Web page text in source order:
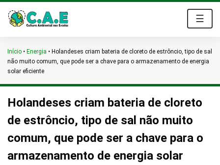
☰
Início • Energia • Holandeses criam bateria de cloreto de estrôncio, tipo de sal
não muito comum, que pode ser a chave para o armazenamento de energia
solar eficiente
Holandeses criam bateria de cloreto
de estrôncio, tipo de sal não muito
comum, que pode ser a chave para o
armazenamento de energia solar